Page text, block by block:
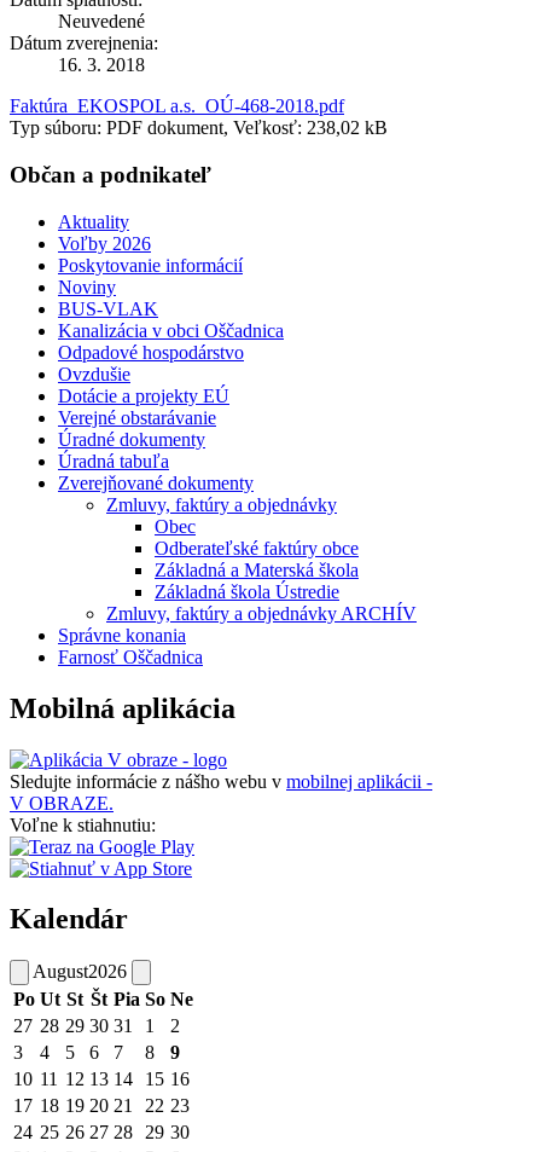
Neuvedené
Dátum zverejnenia:
16. 3. 2018
Faktúra_EKOSPOL a.s._OÚ-468-2018.pdf
Typ súboru: PDF dokument, Veľkosť: 238,02 kB
Občan a podnikateľ
Aktuality
Voľby 2026
Poskytovanie informácií
Noviny
BUS-VLAK
Kanalizácia v obci Oščadnica
Odpadové hospodárstvo
Ovzdušie
Dotácie a projekty EÚ
Verejné obstarávanie
Úradné dokumenty
Úradná tabuľa
Zverejňované dokumenty
Zmluvy, faktúry a objednávky
Obec
Odberateľské faktúry obce
Základná a Materská škola
Základná škola Ústredie
Zmluvy, faktúry a objednávky ARCHÍV
Správne konania
Farnosť Oščadnica
Mobilná aplikácia
Sledujte informácie z nášho webu v mobilnej aplikácii -
V OBRAZE.
Voľne k stiahnutiu:
Kalendár
August2026
Po Ut St Št Pia So Ne
27 28 29 30 31 1
2
3
4 5 6 7 8
9
10 11 12 13 14 15 16
17 18 19 20 21 22 23
24 25 26 27 28 29 30